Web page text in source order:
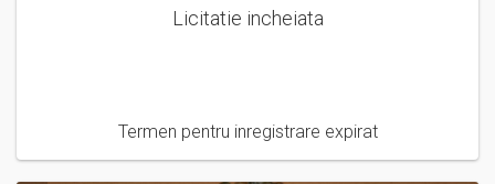
Licitatie incheiata
Termen pentru inregistrare expirat